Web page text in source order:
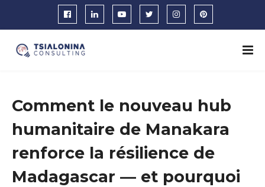
Comment le nouveau hub
humanitaire de Manakara
renforce la résilience de
Madagascar — et pourquoi